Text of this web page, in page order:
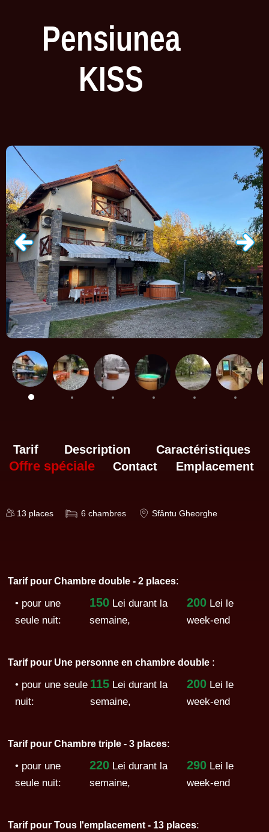
Pensiunea
KISS
Tarif Description Caractéristiques
Offre spéciale Contact Emplacement
13 places 6 chambres Sfântu Gheorghe
Tarif pour Chambre double - 2 places:
• pour une
seule nuit:
150 Lei durant la
semaine,
200 Lei le
week-end
Tarif pour Une personne en chambre double :
• pour une seule
nuit:
115 Lei durant la
semaine,
200 Lei le
week-end
Tarif pour Chambre triple - 3 places:
• pour une
seule nuit:
220 Lei durant la
semaine,
290 Lei le
week-end
Tarif pour Tous l'emplacement - 13 places: